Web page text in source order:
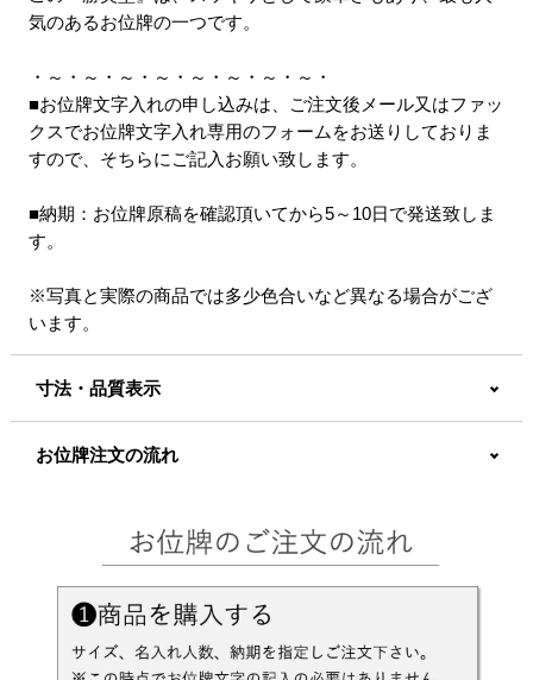
気のあるお位牌の一つです。
・～・～・～・～・～・～・～・～・
■お位牌文字入れの申し込みは、ご注文後メール又はファッ
クスでお位牌文字入れ専用のフォームをお送りしておりま
すので、そちらにご記入お願い致します。
■納期：お位牌原稿を確認頂いてから5～10日で発送致しま
す。
※写真と実際の商品では多少色合いなど異なる場合がござ
います。
寸法・品質表示
お位牌注文の流れ